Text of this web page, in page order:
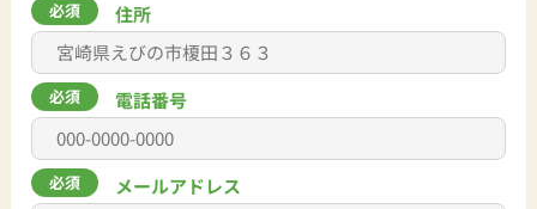
住所
電話番号
メールアドレス